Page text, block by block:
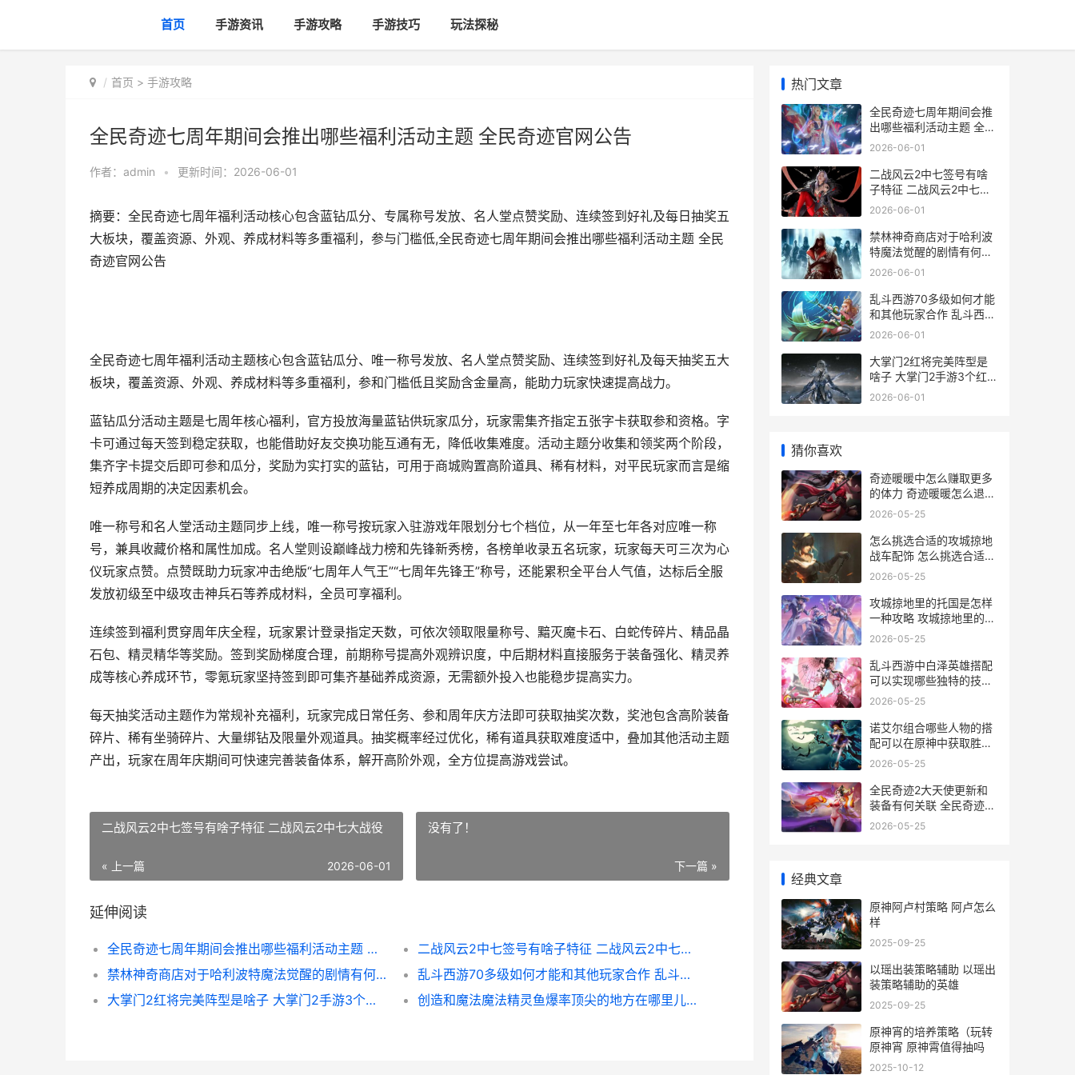
首页 手游资讯 手游攻略 手游技巧 玩法探秘
首页 > 手游攻略
全民奇迹七周年期间会推出哪些福利活动主题 全民奇迹官网公告
作者： admin • 更新时间：2026-06-01
摘要：全民奇迹七周年福利活动核心包含蓝钻瓜分、专属称号发放、名人堂点赞奖励、连续签到好礼及每日抽奖五
大板块，覆盖资源、外观、养成材料等多重福利，参与门槛低,全民奇迹七周年期间会推出哪些福利活动主题 全民
奇迹官网公告
全民奇迹七周年福利活动主题核心包含蓝钻瓜分、唯一称号发放、名人堂点赞奖励、连续签到好礼及每天抽奖五大
板块，覆盖资源、外观、养成材料等多重福利，参和门槛低且奖励含金量高，能助力玩家快速提高战力。
蓝钻瓜分活动主题是七周年核心福利，官方投放海量蓝钻供玩家瓜分，玩家需集齐指定五张字卡获取参和资格。字
卡可通过每天签到稳定获取，也能借助好友交换功能互通有无，降低收集难度。活动主题分收集和领奖两个阶段，
集齐字卡提交后即可参和瓜分，奖励为实打实的蓝钻，可用于商城购置高阶道具、稀有材料，对平民玩家而言是缩
短养成周期的决定因素机会。
唯一称号和名人堂活动主题同步上线，唯一称号按玩家入驻游戏年限划分七个档位，从一年至七年各对应唯一称
号，兼具收藏价格和属性加成。名人堂则设巅峰战力榜和先锋新秀榜，各榜单收录五名玩家，玩家每天可三次为心
仪玩家点赞。点赞既助力玩家冲击绝版“七周年人气王”“七周年先锋王”称号，还能累积全平台人气值，达标后全服
发放初级至中级攻击神兵石等养成材料，全员可享福利。
连续签到福利贯穿周年庆全程，玩家累计登录指定天数，可依次领取限量称号、黯灭魔卡石、白蛇传碎片、精品晶
石包、精灵精华等奖励。签到奖励梯度合理，前期称号提高外观辨识度，中后期材料直接服务于装备强化、精灵养
成等核心养成环节，零氪玩家坚持签到即可集齐基础养成资源，无需额外投入也能稳步提高实力。
每天抽奖活动主题作为常规补充福利，玩家完成日常任务、参和周年庆方法即可获取抽奖次数，奖池包含高阶装备
碎片、稀有坐骑碎片、大量绑钻及限量外观道具。抽奖概率经过优化，稀有道具获取难度适中，叠加其他活动主题
产出，玩家在周年庆期间可快速完善装备体系，解开高阶外观，全方位提高游戏尝试。
二战风云2中七签号有啥子特征 二战风云2中七大战役
« 上一篇 2026-06-01
没有了！
下一篇 »
延伸阅读
全民奇迹七周年期间会推出哪些福利活动主题 全民奇迹官网公告
二战风云2中七签号有啥子特征 二战风云2中七大战役
禁林神奇商店对于哈利波特魔法觉醒的剧情有何影响 禁林神秘商店
乱斗西游70多级如何才能和其他玩家合作 乱斗西游70多级能玩吗
大掌门2红将完美阵型是啥子 大掌门2手游3个红将选哪个好
创造和魔法魔法精灵鱼爆率顶尖的地方在哪里儿 创造和魔法魔法技能大全
热门文章
全民奇迹七周年期间会推
出哪些福利活动主题 全民
奇迹官网公告
2026-06-01
二战风云2中七签号有啥
子特征 二战风云2中七大
战役
2026-06-01
禁林神奇商店对于哈利波
特魔法觉醒的剧情有何影
响 禁林神秘商店
2026-06-01
乱斗西游70多级如何才能
和其他玩家合作 乱斗西游
70多级能玩吗
2026-06-01
大掌门2红将完美阵型是
啥子 大掌门2手游3个红
将选哪个好
2026-06-01
猜你喜欢
奇迹暖暖中怎么赚取更多
的体力 奇迹暖暖怎么退出
联盟
2026-05-25
怎么挑选合适的攻城掠地
战车配饰 怎么挑选合适的
颈椎枕
2026-05-25
攻城掠地里的托国是怎样
一种攻略 攻城掠地里的托
尔是什么
2026-05-25
乱斗西游中白泽英雄搭配
可以实现哪些独特的技能
效果 乱斗西游白泽打伏羲
2026-05-25
诺艾尔组合哪些人物的搭
配可以在原神中获取胜利
诺艾尔玩法
2026-05-25
全民奇迹2大天使更新和
装备有何关联 全民奇迹2
大天使武器怎么获得方法
2026-05-25
经典文章
原神阿卢村策略 阿卢怎么
样
2025-09-25
以瑶出装策略辅助 以瑶出
装策略辅助的英雄
2025-09-25
原神宵的培养策略（玩转
原神宵 原神霄值得抽吗
2025-10-12